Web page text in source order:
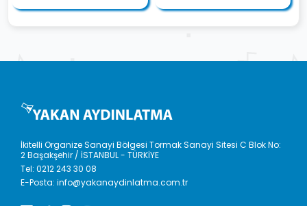
İkitelli Organize Sanayi Bölgesi Tormak Sanayi Sitesi C Blok No:
2 Başakşehir / İSTANBUL - TÜRKİYE
Tel:0212 243 30 08
E-Posta:info@yakanaydinlatma.com.tr